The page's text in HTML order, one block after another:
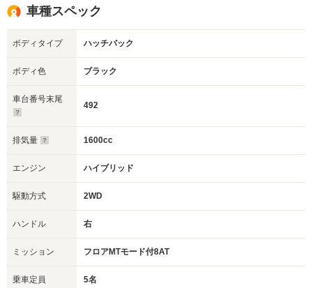
車種スペック
ボディタイプ ハッチバック
ボディ色 ブラック
車台番号末尾
492
排気量 1600cc
エンジン ハイブリッド
駆動方式 2WD
ハンドル 右
ミッション フロアMTモード付8AT
乗車定員 5名